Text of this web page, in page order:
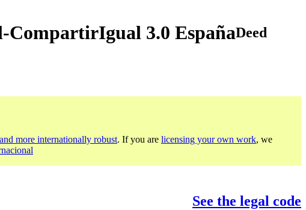
CompartirIgual 3.0 EspañaDeed
more internationally robust. If you are licensing your own work, we
See the legal code